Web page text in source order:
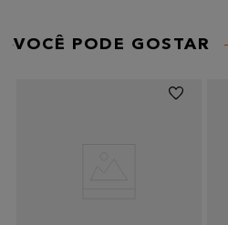
VOCÊ PODE GOSTAR